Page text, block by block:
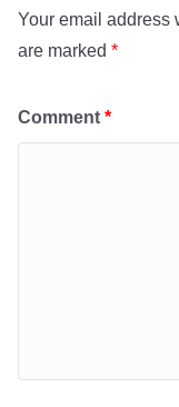
Your email address
are marked *
Comment *